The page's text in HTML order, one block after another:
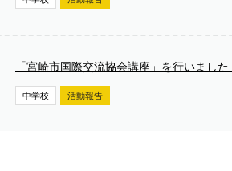
「宮崎市国際交流協会講座」を行いました
中学校 活動報告